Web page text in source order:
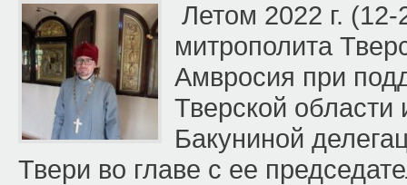
Летом 2022 г.
митрополита
Амвросия при
Тверской
Бакуниной
Твери во главе с ее